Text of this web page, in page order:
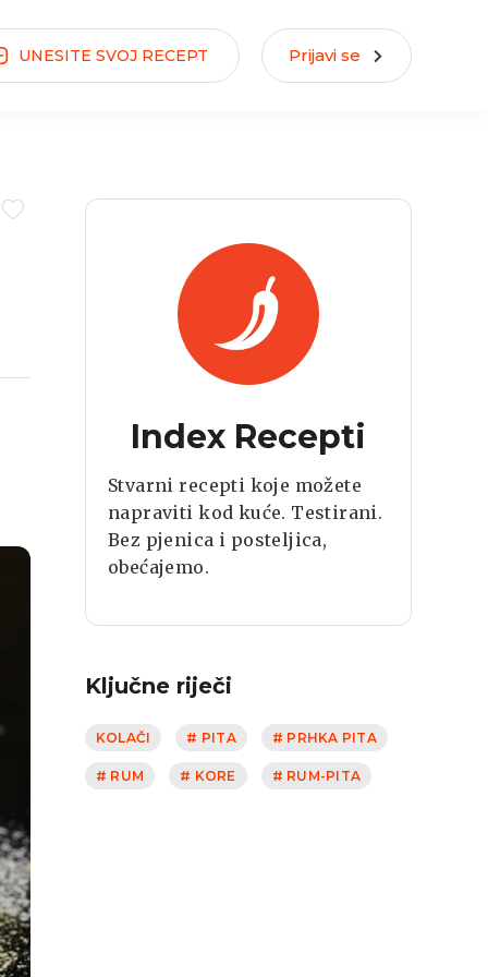
UNESITE SVOJ RECEPT Prijavi se
Index Recepti
Stvarni recepti koje možete
napraviti kod kuće. Testirani.
Bez pjenica i posteljica,
obećajemo.
Ključne riječi
KOLAČI # PITA # PRHKA PITA
# RUM # KORE # RUM-PITA